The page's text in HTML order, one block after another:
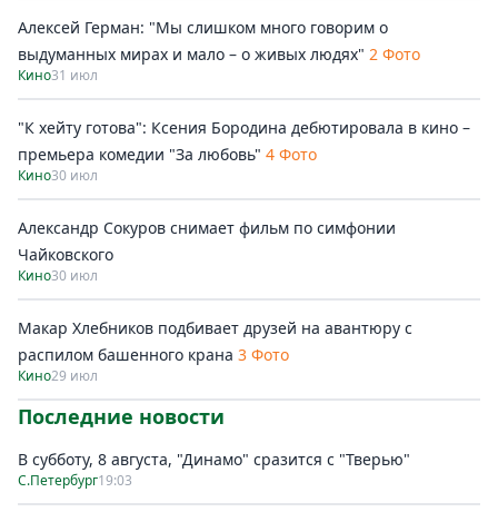
Алексей Герман: "Мы слишком много говорим о
выдуманных мирах и мало – о живых людях" 2 Фото
Кино31 июл
"К хейту готова": Ксения Бородина дебютировала в кино –
премьера комедии "За любовь" 4 Фото
Кино30 июл
Александр Сокуров снимает фильм по симфонии
Чайковского
Кино30 июл
Макар Хлебников подбивает друзей на авантюру с
распилом башенного крана 3 Фото
Кино29 июл
Последние новости
В субботу, 8 августа, "Динамо" сразится с "Тверью"
С.Петербург19:03